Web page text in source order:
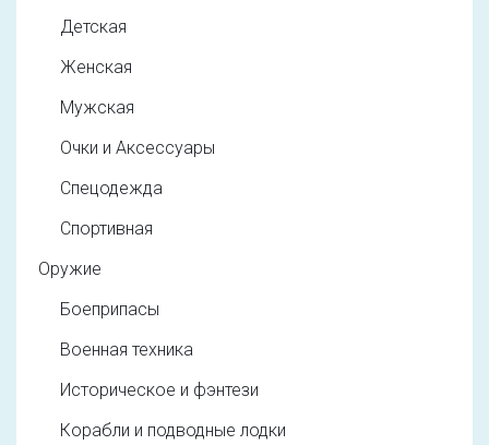
Детская
Женская
Мужская
Очки и Аксессуары
Спецодежда
Спортивная
Оружие
Боеприпасы
Военная техника
Историческое и фэнтези
Корабли и подводные лодки